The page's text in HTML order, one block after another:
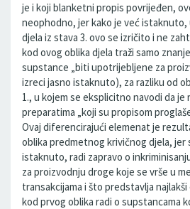
je i koji blanketni propis povrijeđen,
neophodno, jer kako je već
djela iz stava 3. ovo se izričito i ne
kod ovog oblika djela traži samo
supstance „biti upotrijebljene za
izreci jasno istaknuto), za razliku od
1., u kojem se eksplicitno navodi da je
preparatima „koji su propisom
Ovaj diferencirajući elemenat je
oblika predmetnog krivičnog djela, jer
istaknuto, radi zapravo o
za proizvodnju droge koje se vrše u
transakcijama i što predstavlja
kod prvog oblika radi o supstancama